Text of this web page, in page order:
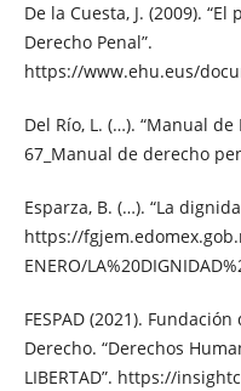
De la Cuesta, J. (2009).
Derecho Penal”.
https://www.ehu.eus/
Del Río, L. (…). “Manual
67_Manual de derecho
Esparza, B. (…). “La
https://
ENERO/
FESPAD (2021).
Derecho. “Derechos
LIBERTAD”. https://